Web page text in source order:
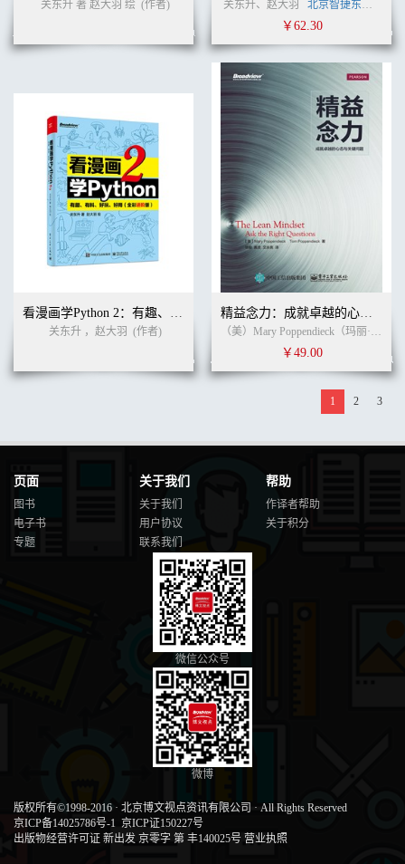
关东升 著 赵大羽 绘 (作者) 关东升、赵大羽 北京智捷东方科技有限公司
￥62.30
看漫画学Python 2：有趣、有料、好玩、好用（全彩进阶版）
关东升 ，赵大羽 (作者)
精益念力：成就卓越的心态与关键问题
（美）Mary Poppendieck（玛丽·帕彭迪克）,TomPoppendieck（汤姆·帕彭迪克） (作者)
￥49.00
1 2 3
页面
图书
电子书
专题
关于我们
关于我们
用户协议
联系我们
帮助
作译者帮助
关于积分
微信公众号
微博
版权所有©1998-2016 · 北京博文视点资讯有限公司 · All Rights Reserved
京ICP备14025786号-1 京ICP证150227号
出版物经营许可证 新出发 京零字 第 丰140025号 营业执照